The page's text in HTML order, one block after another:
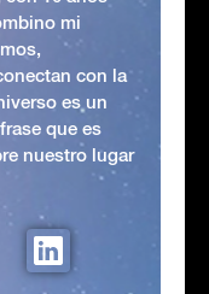
mi
con la
es un
que es
nuestro lugar